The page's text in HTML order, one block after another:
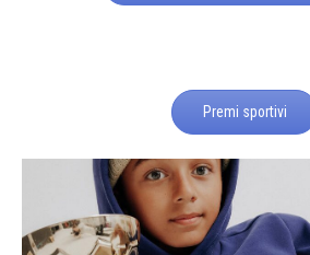
Premi sportivi